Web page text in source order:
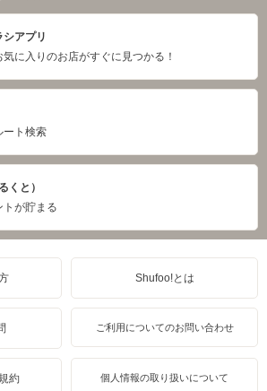
シアプリ
に入りのお店がすぐに見つかる！
ート検索
くと）
トが貯まる
Shufoo!とは
ご利用についてのお問い合わせ
約 個人情報の取り扱いについて